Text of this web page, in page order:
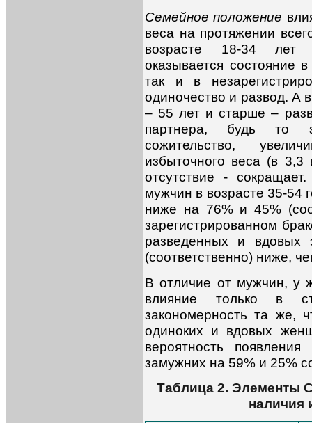
Семейное положение
веса на протяжении
возрасте 18-34 лет
оказывается состояние
так и в
одиночество и развод. А
– 55 лет и старше –
партнера, будь то
сожительство,
избыточного веса (в 3,3
отсутствие -
мужчин в возрасте 35-54
ниже на 76% и 45%
зарегистрированном
разведенных и вдовых
(соответственно) ниже,
В отличие от мужчин, у
влияние только в
закономерность та же,
одиноких и вдовых
вероятность
замужних на 59% и 25%
Таблица 2. Элементы
наличия